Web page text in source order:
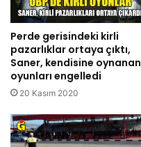
Perde gerisindeki kirli
pazarlıklar ortaya çıktı,
Saner, kendisine oynanan
oyunları engelledi
20 Kasım 2020